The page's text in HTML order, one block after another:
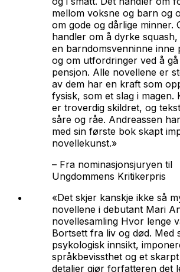
mellom voksne og barn og
om gode og dårlige minner.
handler om å dyrke
en barndomsvenninne inne
og om utfordringer ved å
pensjon. Alle novellene er
av dem har en kraft som
fysisk, som et slag i magen.
er troverdig skildret, og
såre og råe. Andreassen
med sin første bok skapt
novellekunst.»
– Fra nominasjonsjuryen til
Ungdommens Kritikerpris
«Det skjer kanskje ikke så
novellene i debutant Mari
novellesamling Hvor lenge
Bortsett fra liv og død. Med
psykologisk innsikt,
språkbevissthet og et
detaljer gjør forfatteren det